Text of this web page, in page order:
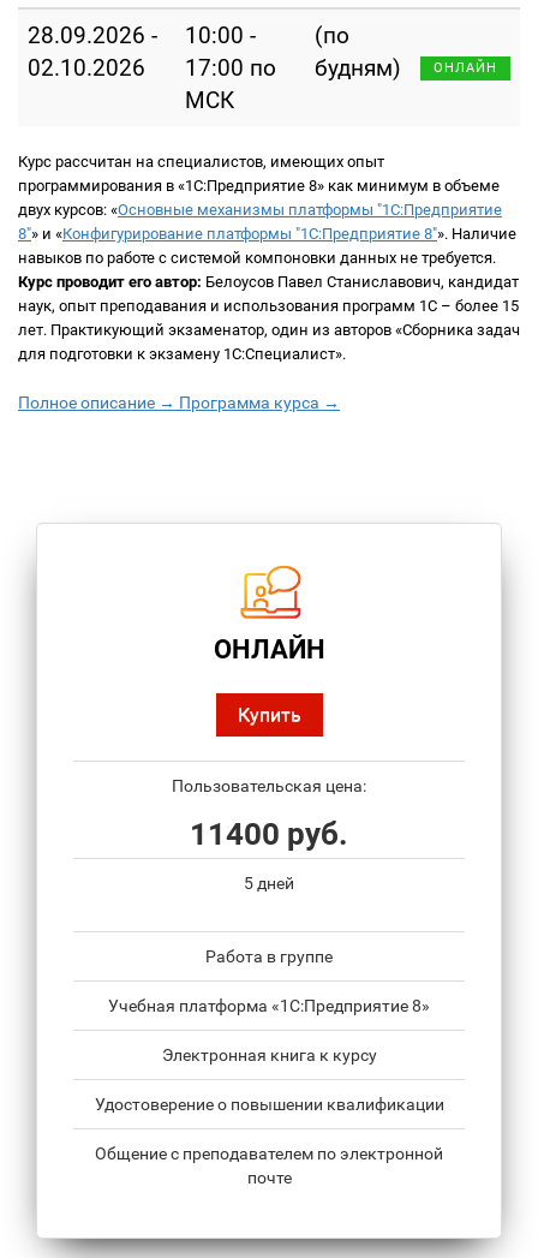
28.09.2026 -
02.10.2026
10:00 -
17:00 по
МСК
(по
будням)
ОНЛАЙН
Курс рассчитан на специалистов, имеющих опыт
программирования в «1С:Предприятие 8» как минимум в объеме
двух курсов: «Основные механизмы платформы "1С:Предприятие
8"» и «Конфигурирование платформы "1С:Предприятие 8"». Наличие
навыков по работе с системой компоновки данных не требуется.
Курс проводит его автор: Белоусов Павел Станиславович, кандидат
наук, опыт преподавания и использования программ 1С – более 15
лет. Практикующий экзаменатор, один из авторов «Сборника задач
для подготовки к экзамену 1С:Специалист».
Полное описание → Программа курса →
ОНЛАЙН
Купить
Пользовательская цена:
11400 руб.
5 дней
Работа в группе
Учебная платформа «1С:Предприятие 8»
Электронная книга к курсу
Удостоверение о повышении квалификации
Общение с преподавателем по электронной
почте